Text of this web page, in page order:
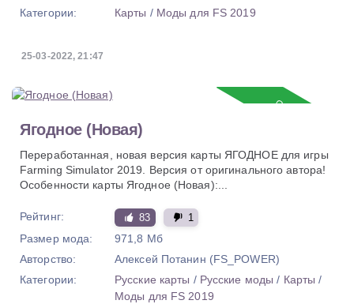
Категории:
Карты / Моды для FS 2019
25-03-2022, 21:47
Ягодное (Новая)
Переработанная, новая версия карты ЯГОДНОЕ для игры
Farming Simulator 2019. Версия от оригинального автора!
Особенности карты Ягодное (Новая):...
Рейтинг: 83 1
Размер мода:
971,8 Мб
Авторство:
Алексей Потанин (FS_POWER)
Категории:
Русские карты / Русские моды / Карты /
Моды для FS 2019